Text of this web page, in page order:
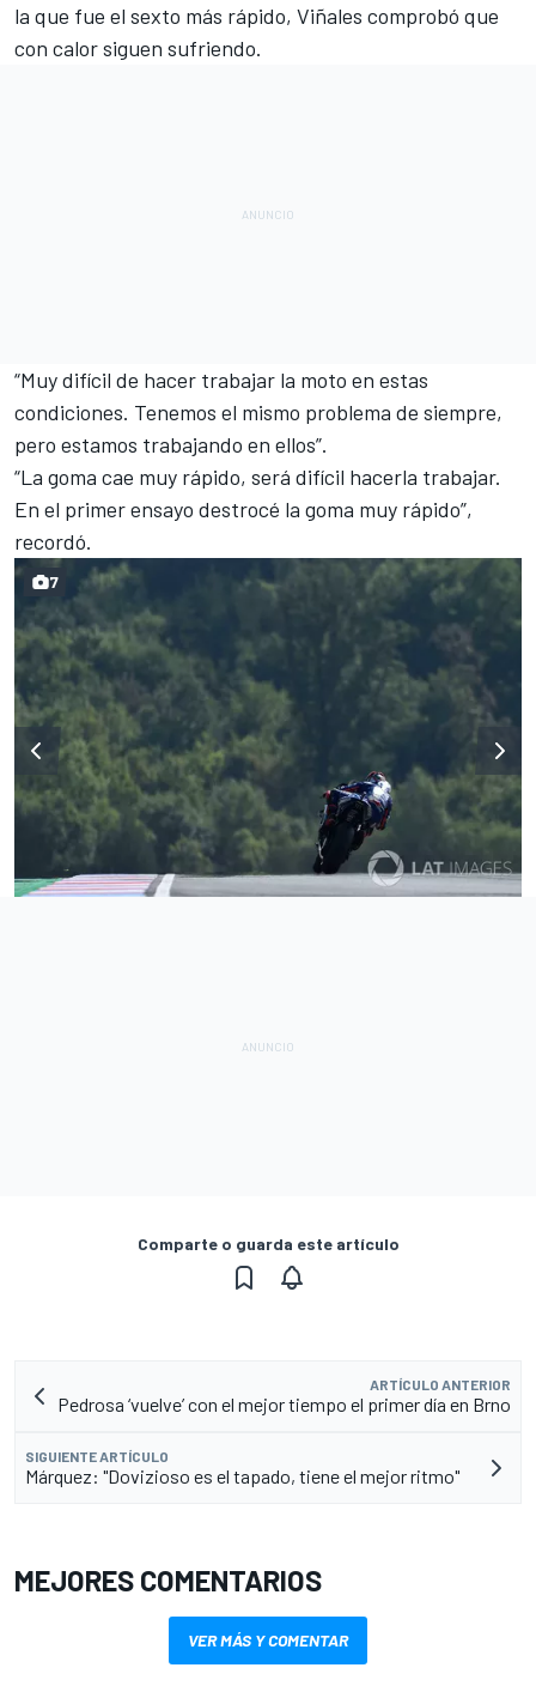
la que fue el sexto más rápido, Viñales comprobó que
con calor siguen sufriendo.
“Muy difícil de hacer trabajar la moto en estas
condiciones. Tenemos el mismo problema de siempre,
pero estamos trabajando en ellos”.
“La goma cae muy rápido, será difícil hacerla trabajar.
En el primer ensayo destrocé la goma muy rápido”,
recordó.
7
Comparte o guarda este artículo
ARTÍCULO ANTERIOR
Pedrosa ‘vuelve’ con el mejor tiempo el primer día en Brno
SIGUIENTE ARTÍCULO
Márquez: "Dovizioso es el tapado, tiene el mejor ritmo"
MEJORES COMENTARIOS
VER MÁS Y COMENTAR